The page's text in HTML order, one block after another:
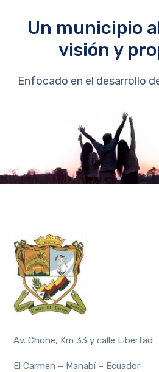
Un municipio
visión y
Enfocado en el desarrollo
Av. Chone, Km 33 y calle Libertad
El Carmen – Manabí – Ecuador